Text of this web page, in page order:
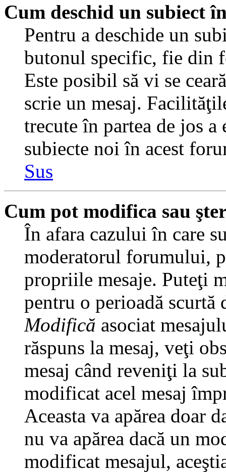
Cum deschid un subiect
Pentru a deschide un
butonul specific, fie din
Este posibil să vi se
scrie un mesaj.
trecute în partea de jos
subiecte noi în acest
Sus
Cum pot modifica sau
În afara cazului în care
moderatorul forumului,
propriile mesaje. Puteţi
pentru o perioadă scurtă
Modifică asociat
răspuns la mesaj, veţi
mesaj când reveniţi la
modificat acel mesaj
Aceasta va apărea doar
nu va apărea dacă un
modificat mesajul,